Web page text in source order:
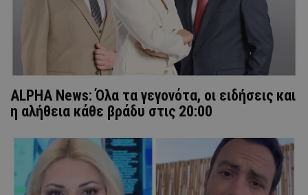
ALPHA News: Όλα τα γεγονότα, οι ειδήσεις και
η αλήθεια κάθε βράδυ στις 20:00